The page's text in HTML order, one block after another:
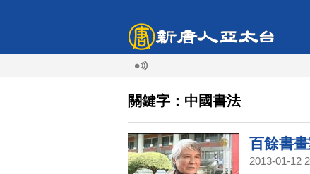
關鍵字：中國書法
百餘書
2013-01-12